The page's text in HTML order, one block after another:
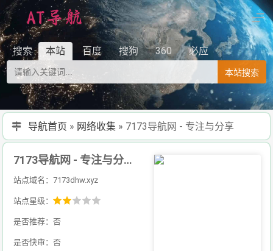
搜索 本站 百度 搜狗 360 必应
本站搜索
导航首页 » 网络收集» 7173导航网 - 专注与分享
7173导航网 - 专注与分享
站点域名：7173dhw.xyz
站点星级：
是否推荐：否
是否快审：否